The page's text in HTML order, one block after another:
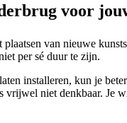
voor
van nieuwe
per sé duur te zijn.
installeren, kun je
vrijwel niet denkbaar. Je